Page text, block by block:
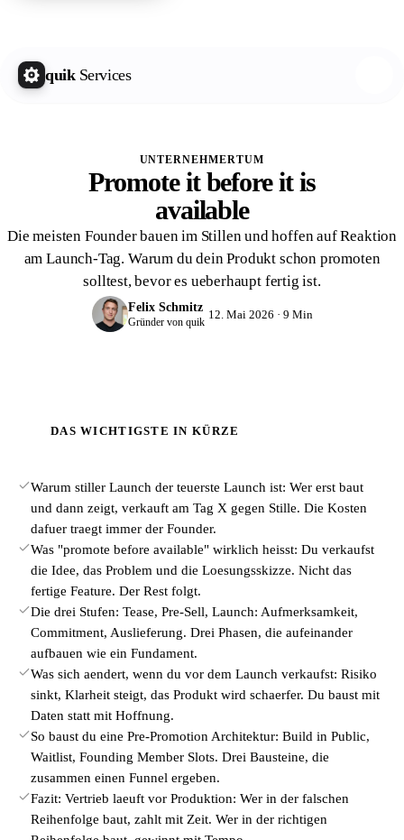
quik Services
UNTERNEHMERTUM
Promote it before it is
available
Die meisten Founder bauen im Stillen und hoffen auf Reaktion
am Launch-Tag. Warum du dein Produkt schon promoten
solltest, bevor es ueberhaupt fertig ist.
Felix Schmitz
Gründer von quik
12. Mai 2026 · 9 Min
DAS WICHTIGSTE IN KÜRZE
Warum stiller Launch der teuerste Launch ist: Wer erst baut
und dann zeigt, verkauft am Tag X gegen Stille. Die Kosten
dafuer traegt immer der Founder.
Was "promote before available" wirklich heisst: Du verkaufst
die Idee, das Problem und die Loesungsskizze. Nicht das
fertige Feature. Der Rest folgt.
Die drei Stufen: Tease, Pre-Sell, Launch: Aufmerksamkeit,
Commitment, Auslieferung. Drei Phasen, die aufeinander
aufbauen wie ein Fundament.
Was sich aendert, wenn du vor dem Launch verkaufst: Risiko
sinkt, Klarheit steigt, das Produkt wird schaerfer. Du baust mit
Daten statt mit Hoffnung.
So baust du eine Pre-Promotion Architektur: Build in Public,
Waitlist, Founding Member Slots. Drei Bausteine, die
zusammen einen Funnel ergeben.
Fazit: Vertrieb laeuft vor Produktion: Wer in der falschen
Reihenfolge baut, zahlt mit Zeit. Wer in der richtigen